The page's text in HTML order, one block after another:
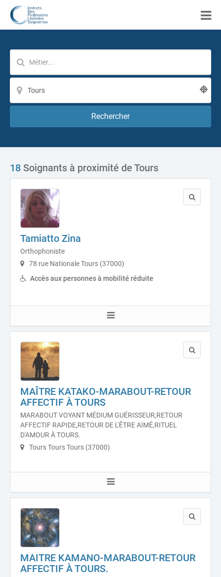
Rechercher
18 Soignants à proximité de Tours
Tamiatto Zina
Orthophoniste
78 rue Nationale Tours (37000)
Accès aux personnes à mobilité réduite
MAÎTRE KATAKO-MARABOUT-RETOUR
AFFECTIF À TOURS
MARABOUT VOYANT MÉDIUM GUÉRISSEUR,RETOUR
AFFECTIF RAPIDE,RETOUR DE L'ÊTRE AIMÉ,RITUEL
D'AMOUR À TOURS.
Tours Tours Tours (37000)
MAITRE KAMANO-MARABOUT-RETOUR
AFFECTIF À TOURS.